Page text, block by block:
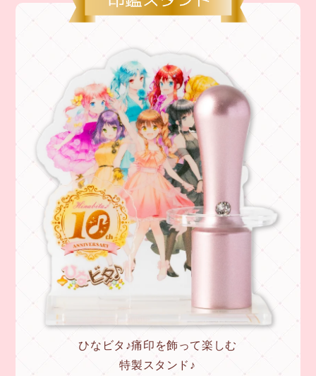
ひなビタ♪痛印を飾って楽しむ
特製スタンド♪